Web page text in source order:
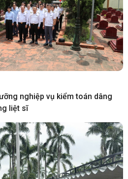
nghiệp vụ kiểm toán dâng
liệt sĩ